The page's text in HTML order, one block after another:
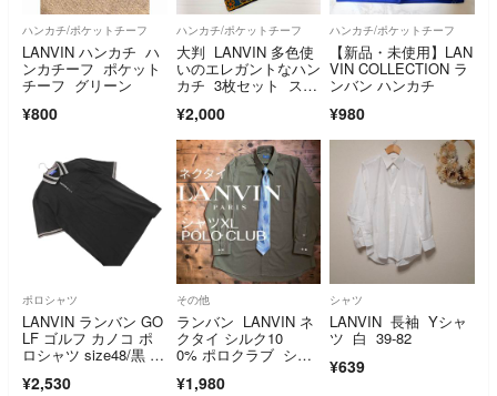
ハンカチ/ポケットチーフ
LANVIN ハンカチ ハ
ンカチーフ ポケット
チーフ グリーン
¥800
ハンカチ/ポケットチーフ
大判 LANVIN 多色使
いのエレガントなハン
カチ 3枚セット スカ
¥2,000
ハンカチ/ポケットチーフ
【新品・未使用】LAN
VIN COLLECTION ラ
ンバン ハンカチ
¥980
ポロシャツ
LANVIN ランバン GO
LF ゴルフ カノコ ポ
ロシャツ size48/黒 ■
¥2,530
その他
ランバン LANVIN ネ
クタイ シルク10
0% ポロクラブ シャ
¥1,980
シャツ
LANVIN 長袖 Yシャ
ツ 白 39-82
¥639